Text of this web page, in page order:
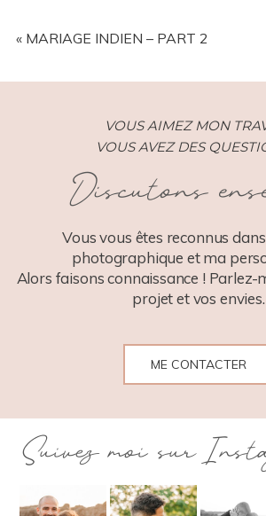
REQUIRED FIELDS ARE MARKED *
« MARIAGE INDIEN – PART 2
VOUS AIMEZ MON
VOUS AVEZ DES
Discutons
Vous vous êtes reconnus
photographique et ma
Alors faisons connaissance ! Parlez-
projet et vos envies.
ME CONTACTER
Suivez moi sur